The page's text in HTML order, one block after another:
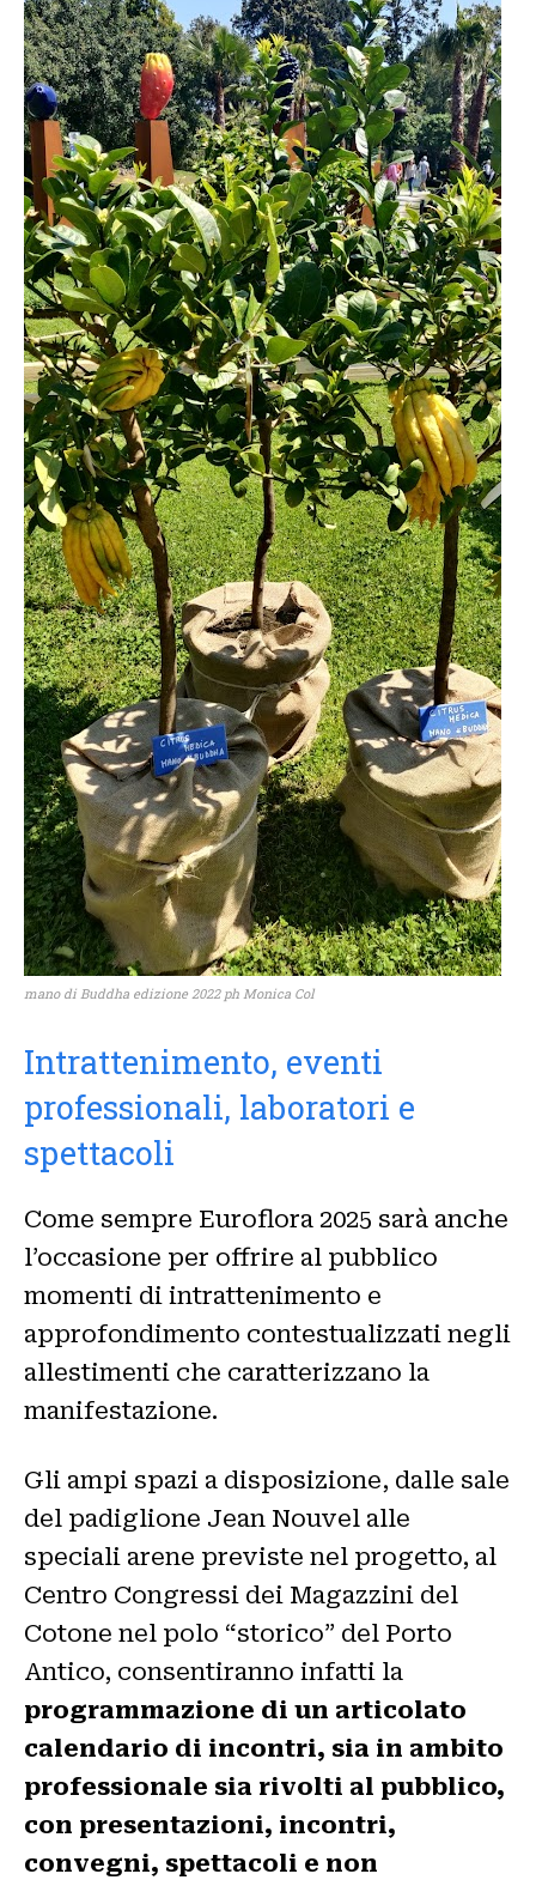
mano di Buddha edizione 2022 ph Monica Col
Intrattenimento, eventi
professionali, laboratori e
spettacoli
Come sempre Euroflora 2025 sarà anche
l’occasione per offrire al pubblico
momenti di intrattenimento e
approfondimento contestualizzati negli
allestimenti che caratterizzano la
manifestazione.
Gli ampi spazi a disposizione, dalle sale
del padiglione Jean Nouvel alle
speciali arene previste nel progetto, al
Centro Congressi dei Magazzini del
Cotone nel polo “storico” del Porto
Antico, consentiranno infatti la
programmazione di un articolato
calendario di incontri, sia in ambito
professionale sia rivolti al pubblico,
con presentazioni, incontri,
convegni, spettacoli e non